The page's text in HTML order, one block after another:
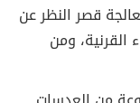
قصر النظر عن
القرنية، ومن